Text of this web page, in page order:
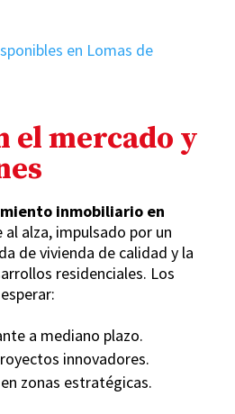
en Lomas de
el mercado y
inmobiliario en
al alza, impulsado por un
de vivienda de calidad y la
residenciales. Los
a mediano plazo.
innovadores.
zonas estratégicas.